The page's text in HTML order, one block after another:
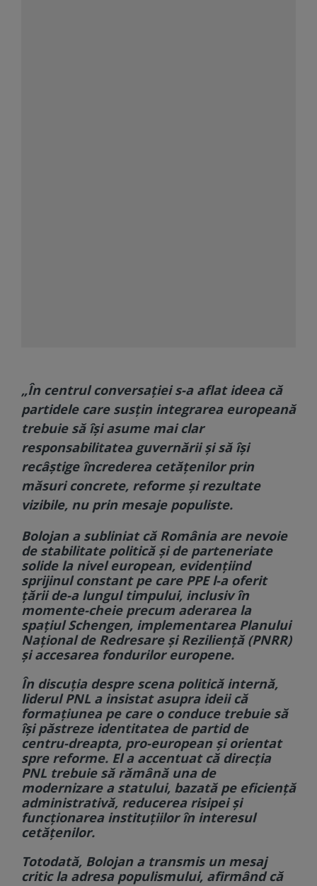
„În centrul conversației s-a aflat ideea că
partidele care susțin integrarea europeană
trebuie să își asume mai clar
responsabilitatea guvernării și să își
recâștige încrederea cetățenilor prin
măsuri concrete, reforme și rezultate
vizibile, nu prin mesaje populiste.
Bolojan a subliniat că România are nevoie
de stabilitate politică și de parteneriate
solide la nivel european, evidențiind
sprijinul constant pe care PPE l-a oferit
țării de-a lungul timpului, inclusiv în
momente-cheie precum aderarea la
spațiul Schengen, implementarea Planului
Național de Redresare și Reziliență (PNRR)
și accesarea fondurilor europene.
În discuția despre scena politică internă,
liderul PNL a insistat asupra ideii că
formațiunea pe care o conduce trebuie să
își păstreze identitatea de partid de
centru-dreapta, pro-european și orientat
spre reforme. El a accentuat că direcția
PNL trebuie să rămână una de
modernizare a statului, bazată pe eficiență
administrativă, reducerea risipei și
funcționarea instituțiilor în interesul
cetățenilor.
Totodată, Bolojan a transmis un mesaj
critic la adresa populismului, afirmând că